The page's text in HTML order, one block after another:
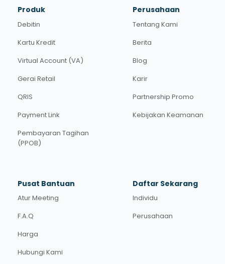
Produk
Debitin
Kartu Kredit
Virtual Account (VA)
Gerai Retail
QRIS
Payment Link
Pembayaran Tagihan
(PPOB)
Perusahaan
Tentang Kami
Berita
Blog
Karir
Partnership Promo
Kebijakan Keamanan
Pusat Bantuan
Atur Meeting
F.A.Q
Harga
Hubungi Kami
Daftar Sekarang
Individu
Perusahaan